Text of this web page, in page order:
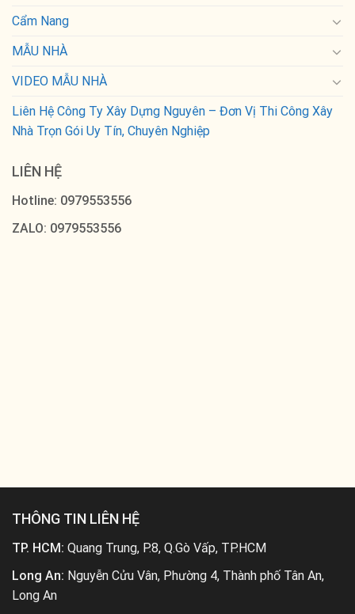
Cẩm Nang
MẪU NHÀ
VIDEO MẪU NHÀ
Liên Hệ Công Ty Xây Dựng Nguyên – Đơn Vị Thi Công Xây
Nhà Trọn Gói Uy Tín, Chuyên Nghiệp
LIÊN HỆ
Hotline: 0979553556
ZALO: 0979553556
THÔNG TIN LIÊN HỆ
TP. HCM: Quang Trung, P.8, Q.Gò Vấp, TP.HCM
Long An: Nguyễn Cửu Vân, Phường 4, Thành phố Tân An,
Long An